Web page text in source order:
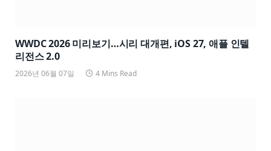
WWDC 2026 미리보기…시리 대개편, iOS 27, 애플 인텔
리전스 2.0
2026년 06월 07일 4 Mins Read